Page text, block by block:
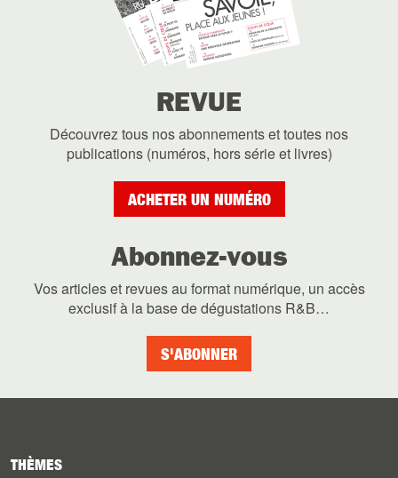
REVUE
Découvrez tous nos abonnements et toutes nos
publications (numéros, hors série et livres)
ACHETER UN NUMÉRO
Abonnez-vous
Vos articles et revues au format numérique, un accès
exclusif à la base de dégustations R&B…
S'ABONNER
THÈMES